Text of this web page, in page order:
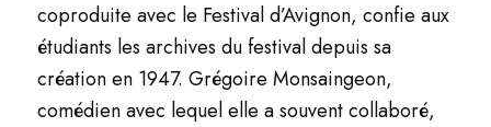
coproduite avec le Festival d’Avignon, confie aux
étudiants les archives du festival depuis sa
création en 1947. Grégoire Monsaingeon,
comédien avec lequel elle a souvent collaboré,